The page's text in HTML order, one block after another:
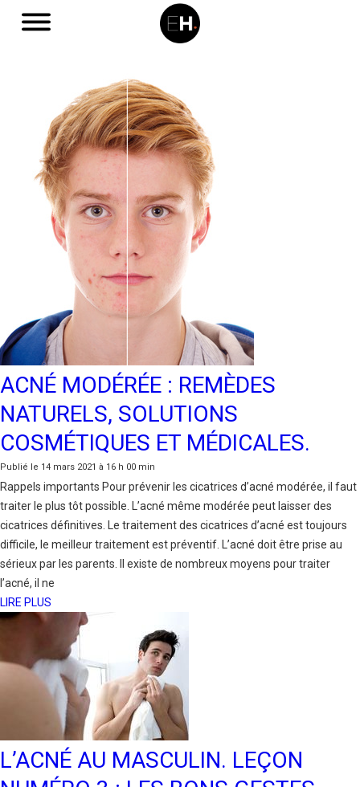
ACNÉ MODÉRÉE : REMÈDES
NATURELS, SOLUTIONS
COSMÉTIQUES ET MÉDICALES.
Publié le 14 mars 2021 à 16 h 00 min
Rappels importants Pour prévenir les cicatrices d’acné modérée, il faut
traiter le plus tôt possible. L’acné même modérée peut laisser des
cicatrices définitives. Le traitement des cicatrices d’acné est toujours
difficile, le meilleur traitement est préventif. L’acné doit être prise au
sérieux par les parents. Il existe de nombreux moyens pour traiter
l’acné, il ne
LIRE PLUS
L’ACNÉ AU MASCULIN. LEÇON